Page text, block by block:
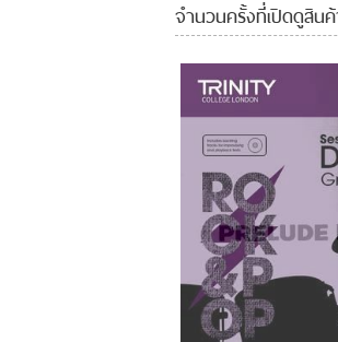
จำนวนครั้งที่เปิดดูสิน